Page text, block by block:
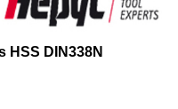
HSS DIN338N